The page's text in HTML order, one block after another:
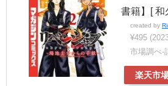
書籍】[ 和
created by
¥495
市場調べ-
楽天市